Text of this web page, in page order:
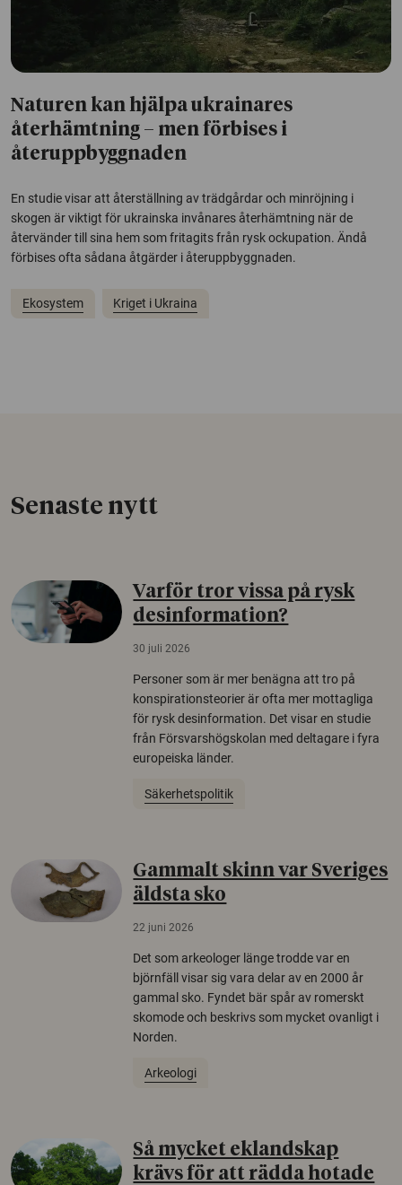
Naturen kan hjälpa ukrainares
återhämtning – men förbises i
återuppbyggnaden
En studie visar att återställning av trädgårdar och minröjning i
skogen är viktigt för ukrainska invånares återhämtning när de
återvänder till sina hem som fritagits från rysk ockupation. Ändå
förbises ofta sådana åtgärder i återuppbyggnaden.
Ekosystem Kriget i Ukraina
Senaste nytt
Varför tror vissa på rysk
desinformation?
30 juli 2026
Personer som är mer benägna att tro på
konspirationsteorier är ofta mer mottagliga
för rysk desinformation. Det visar en studie
från Försvarshögskolan med deltagare i fyra
europeiska länder.
Säkerhetspolitik
Gammalt skinn var Sveriges
äldsta sko
22 juni 2026
Det som arkeologer länge trodde var en
björnfäll visar sig vara delar av en 2000 år
gammal sko. Fyndet bär spår av romerskt
skomode och beskrivs som mycket ovanligt i
Norden.
Arkeologi
Så mycket eklandskap
krävs för att rädda hotade